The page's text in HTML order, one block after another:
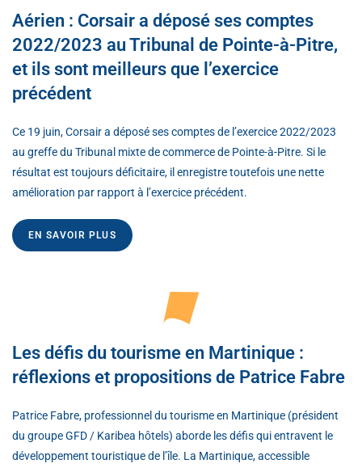
Aérien : Corsair a déposé ses comptes
2022/2023 au Tribunal de Pointe-à-Pitre,
et ils sont meilleurs que l’exercice
précédent
Ce 19 juin, Corsair a déposé ses comptes de l’exercice 2022/2023
au greffe du Tribunal mixte de commerce de Pointe-à-Pitre. Si le
résultat est toujours déficitaire, il enregistre toutefois une nette
amélioration par rapport à l’exercice précédent.
EN SAVOIR PLUS
Les défis du tourisme en Martinique :
réflexions et propositions de Patrice Fabre
Patrice Fabre, professionnel du tourisme en Martinique (président
du groupe GFD / Karibea hôtels) aborde les défis qui entravent le
développement touristique de l’île. La Martinique, accessible